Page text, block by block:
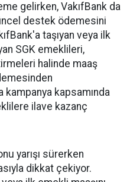
gelirken, VakıfBank da
destek ödemesini
taşıyan veya ilk
SGK emeklileri,
halinde maaş
kampanya kapsamında
ilave kazanç
yarışı sürerken
dikkat çekiyor.